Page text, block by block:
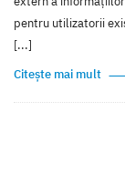
pentru utilizatorii
[...]
Citește mai mult